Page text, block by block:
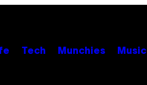
Tech Munchies Music